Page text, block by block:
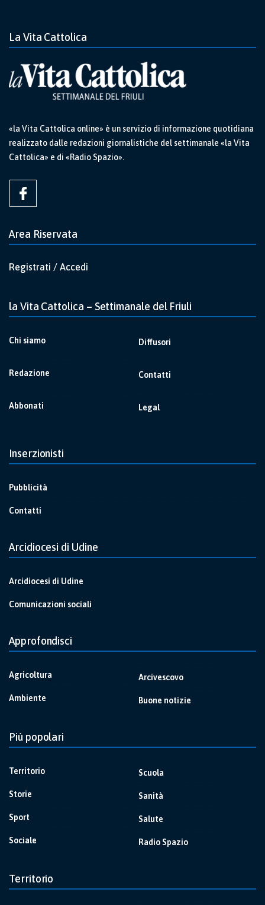
La Vita Cattolica
«la Vita Cattolica online» è un servizio di informazione quotidiana
realizzato dalle redazioni giornalistiche del settimanale «la Vita
Cattolica» e di «Radio Spazio».
Area Riservata
Registrati / Accedi
la Vita Cattolica – Settimanale del Friuli
Chi siamo
Redazione
Abbonati
Diffusori
Contatti
Legal
Inserzionisti
Pubblicità
Contatti
Arcidiocesi di Udine
Arcidiocesi di Udine
Comunicazioni sociali
Approfondisci
Agricoltura
Ambiente
Arcivescovo
Buone notizie
Più popolari
Territorio
Storie
Sport
Sociale
Scuola
Sanità
Salute
Radio Spazio
Territorio